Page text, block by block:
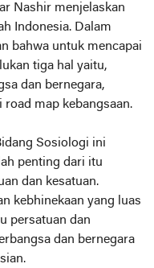
Nashir menjelaskan
Indonesia. Dalam
bahwa untuk mencapai
tiga hal yaitu,
dan bernegara,
map kebangsaan.
Sosiologi ini
penting dari itu
dan kesatuan.
kebhinekaan yang luas
persatuan dan
dan bernegara